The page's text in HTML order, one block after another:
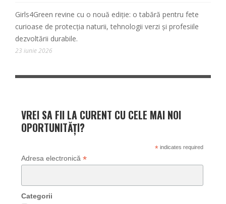
Girls4Green revine cu o nouă ediție: o tabără pentru fete
curioase de protecția naturii, tehnologii verzi și profesiile
dezvoltării durabile.
23 iunie 2026
VREI SA FII LA CURENT CU CELE MAI NOI
OPORTUNITĂȚI?
*indicates required
Adresa electronică *
Categorii